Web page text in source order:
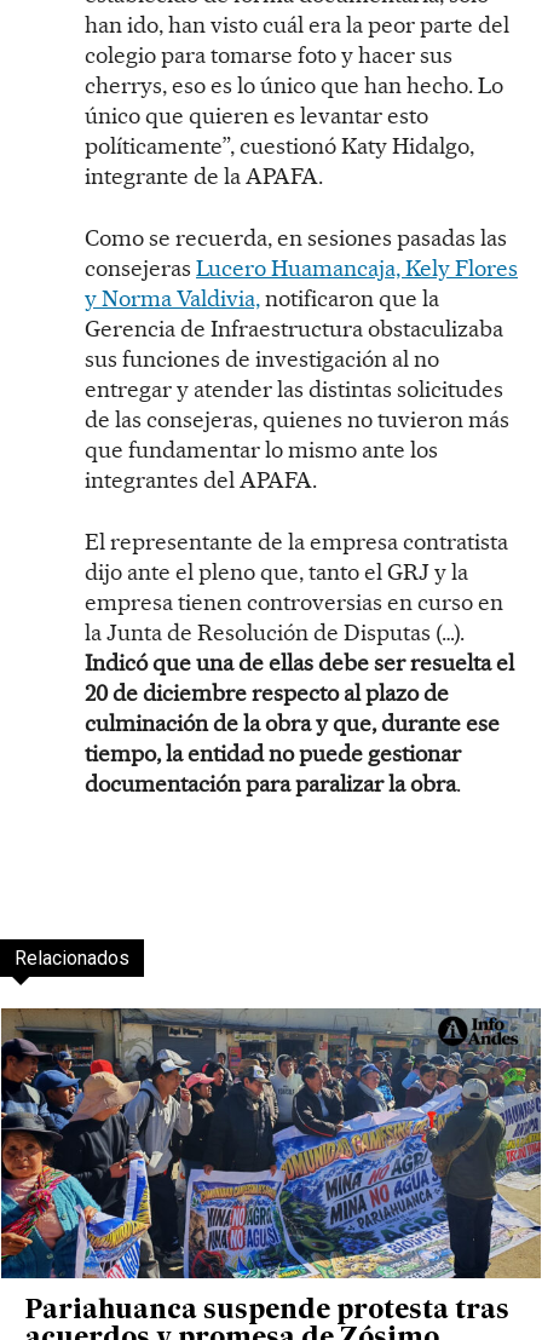
han ido, han visto cuál era la peor parte del
colegio para tomarse foto y hacer sus
cherrys, eso es lo único que han hecho. Lo
único que quieren es levantar esto
políticamente”, cuestionó Katy Hidalgo,
integrante de la APAFA.
Como se recuerda, en sesiones pasadas las
consejeras Lucero Huamancaja, Kely Flores
y Norma Valdivia,notificaron que la
Gerencia de Infraestructura obstaculizaba
sus funciones de investigación al no
entregar y atender las distintas solicitudes
de las consejeras, quienes no tuvieron más
que fundamentar lo mismo ante los
integrantes del APAFA.
El representante de la empresa contratista
dijo ante el pleno que, tanto el GRJ y la
empresa tienen controversias en curso en
la Junta de Resolución de Disputas (…).
Indicó que una de ellas debe ser resuelta el
20 de diciembre respecto al plazo de
culminación de la obra y que, durante ese
tiempo, la entidad no puede gestionar
documentación para paralizar la obra.
Relacionados
Pariahuanca suspende protesta tras